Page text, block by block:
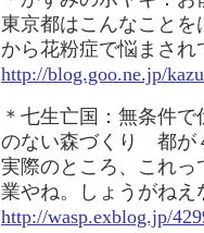
東京都はこんなこと
から花粉症で悩まさ
http://blog.goo.ne.jp/
＊七生亡国：無条件
のない森づくり 都が
実際のところ、これ
業やね。しょうがねえ
http://wasp.exblog.jp/